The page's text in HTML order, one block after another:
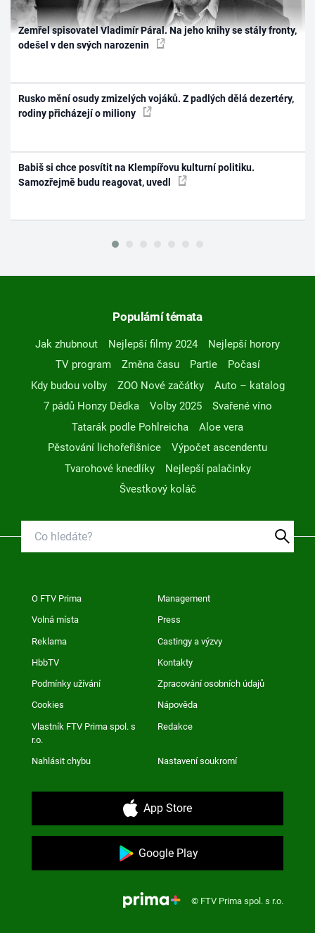
Zemřel spisovatel Vladimír Páral. Na jeho knihy se stály fronty,
odešel v den svých narozenin
Rusko mění osudy zmizelých vojáků. Z padlých dělá dezertéry,
rodiny přicházejí o miliony
Babiš si chce posvítit na Klempířovu kulturní politiku.
Samozřejmě budu reagovat, uvedl
Populární témata
Jak zhubnout Nejlepší filmy 2024
Nejlepší horory
TV program
Změna času Partie
Počasí
Kdy budou volby
ZOO Nové začátky
Auto – katalog
7 pádů Honzy Dědka
Volby 2025
Svařené víno
Tatarák podle Pohlreicha
Aloe vera
Pěstování lichořeřišnice
Výpočet ascendentu
Tvarohové knedlíky
Nejlepší palačinky
Švestkový koláč
O FTV Prima Management
Volná místa Press
Reklama Castingy a výzvy
HbbTV Kontakty
Podmínky užívání Zpracování osobních údajů
Cookies Nápověda
Vlastník FTV Prima spol. s
r.o.
Redakce
Nahlásit chybu Nastavení soukromí
App Store
Google Play
© FTV Prima spol. s r.o.